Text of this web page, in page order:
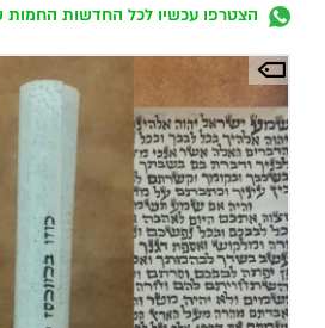
הצטרפו עכשיו לכל החדשות החמות